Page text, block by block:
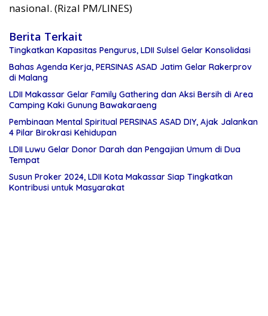
nasional. (Rizal PM/LINES)
Berita Terkait
Tingkatkan Kapasitas Pengurus, LDII Sulsel Gelar Konsolidasi
Bahas Agenda Kerja, PERSINAS ASAD Jatim Gelar Rakerprov
di Malang
LDII Makassar Gelar Family Gathering dan Aksi Bersih di Area
Camping Kaki Gunung Bawakaraeng
Pembinaan Mental Spiritual PERSINAS ASAD DIY, Ajak Jalankan
4 Pilar Birokrasi Kehidupan
LDII Luwu Gelar Donor Darah dan Pengajian Umum di Dua
Tempat
Susun Proker 2024, LDII Kota Makassar Siap Tingkatkan
Kontribusi untuk Masyarakat